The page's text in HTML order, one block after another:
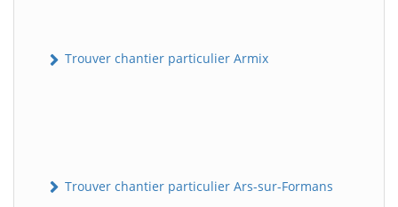
Trouver chantier particulier Armix
Trouver chantier particulier Ars-sur-Formans